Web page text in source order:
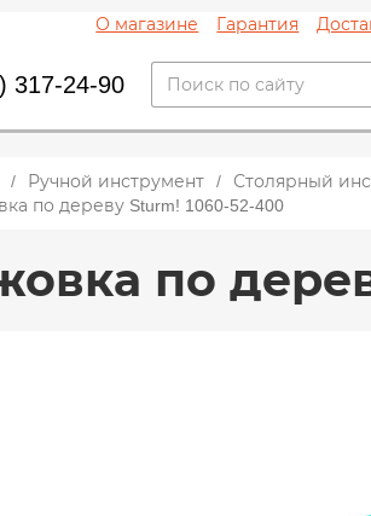
О магазине Гарантия
317-24-90
Ручной инструмент Столярный
по дереву Sturm! 1060-52-400
по